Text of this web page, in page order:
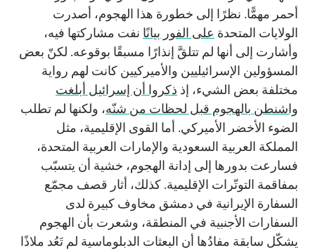
أحمر مهمًّا. نظرًا إلى خطورة هذا الهجوم، أصدرت
الولايات المتحدة على الفور بيانًا نفت مشاركتها فيه،
وأشارت إلى أنها لم تتلقَّ إنذارًا مسبقًا بوقوعه. لكنّ بعض
المسؤولين الإسرائيليين والأميركيين كانت لهم رواية
مختلفة بعض الشيء، إذ ذكروا أن إسرائيل أبلغت
واشنطن بالهجوم قبل لحظات من شنّه، ولكنها لم تطلب
الضوء الأخضر الأميركي. أما القوى الإقليمية، مثل
المملكة العربية السعودية والإمارات العربية المتحدة،
فسارعت بدورها إلى إدانة الهجوم، خشية أن يتسبّب
بمفاقمة التوتّرات الإقليمية. كذلك، أثار قصف مجمّع
السفارة الإيرانية في دمشق مخاوف كبيرة لدى
السفارات الأجنبية في المنطقة، وشعرت بأن الهجوم
يشكّل سابقة مفادُها أن البعثات الدبلوماسية لم تَعُد ملاذًا